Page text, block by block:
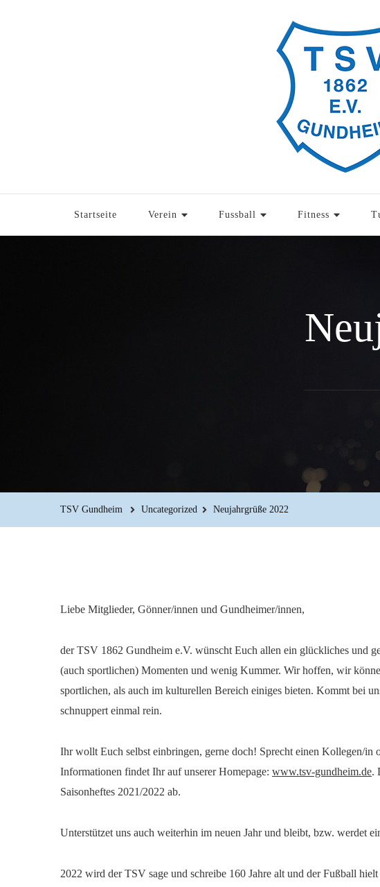
Startseite Verein Fussball Fitness
TSV Gundheim Uncategorized Neujahrgrüße 2022
Liebe Mitglieder, Gönner/innen und Gundheimer/innen,
der TSV 1862 Gundheim e.V. wünscht Euch allen ein glückliches und
(auch sportlichen) Momenten und wenig Kummer. Wir hoffen, wir
sportlichen, als auch im kulturellen Bereich einiges bieten. Kommt bei
schnuppert einmal rein.
Ihr wollt Euch selbst einbringen, gerne doch! Sprecht einen Kollegen/in
Informationen findet Ihr auf unserer Homepage: www.tsv-gundheim.de.
Saisonheftes 2021/2022 ab.
Unterstützet uns auch weiterhin im neuen Jahr und bleibt, bzw. werdet
2022 wird der TSV sage und schreibe 160 Jahre alt und der Fußball